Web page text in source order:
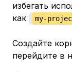
избегать
как
my-
Создайте
перейдите в